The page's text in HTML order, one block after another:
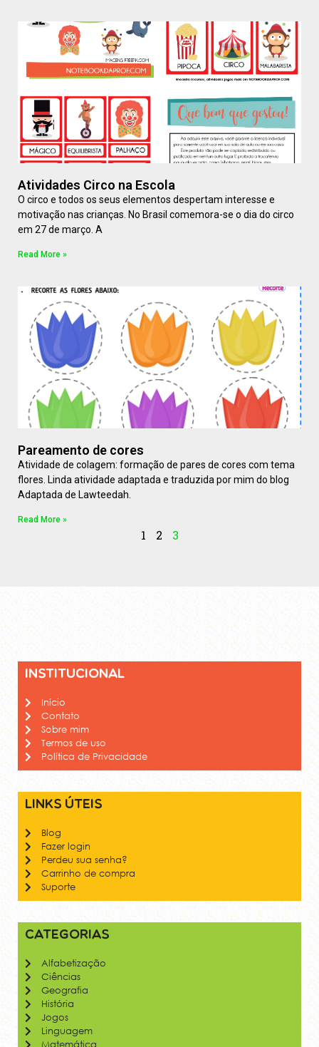
Atividades Circo na Escola
O circo e todos os seus elementos despertam interesse e
motivação nas crianças. No Brasil comemora-se o dia do circo
em 27 de março. A
Read More »
Pareamento de cores
Atividade de colagem: formação de pares de cores com tema
flores. Linda atividade adaptada e traduzida por mim do blog
Adaptada de Lawteedah.
Read More »
1 2 3
Institucional
Início
Contato
Sobre mim
Termos de uso
Política de Privacidade
Links úteis
Blog
Fazer login
Perdeu sua senha?
Carrinho de compra
Suporte
Categorias
Alfabetização
Ciências
Geografia
História
Jogos
Linguagem